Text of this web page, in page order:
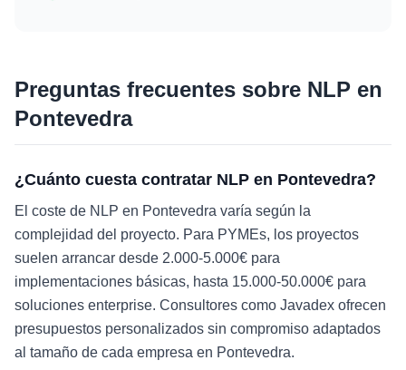
Preguntas frecuentes sobre NLP en
Pontevedra
¿Cuánto cuesta contratar NLP en Pontevedra?
El coste de NLP en Pontevedra varía según la
complejidad del proyecto. Para PYMEs, los proyectos
suelen arrancar desde 2.000-5.000€ para
implementaciones básicas, hasta 15.000-50.000€ para
soluciones enterprise. Consultores como Javadex ofrecen
presupuestos personalizados sin compromiso adaptados
al tamaño de cada empresa en Pontevedra.